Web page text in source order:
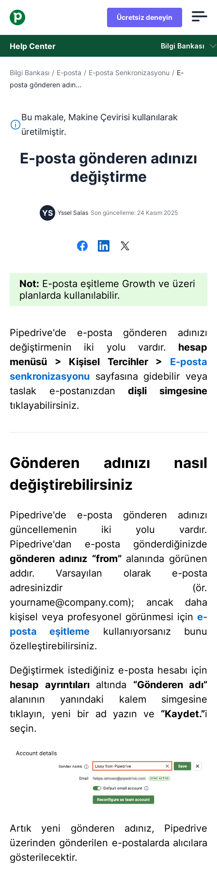
Ücretsiz deneyin
Help Center Bilgi Bankası
Bilgi Bankası
Destek Birimiyle İletişime Geçin
Bilgi Bankası / E-posta / E-posta Senkronizasyonu / E-
posta gönderen adın...
Bu metin, İngilizceden Makine Çevirisi aracı
Bu makale, Makine Çevirisi kullanılarak
üretilmiştir.
E-posta gönderen adınızı
değiştirme
YS Yssel Salas Son güncelleme: 24 Kasım 2025
Not: E-posta eşitleme Growth ve üzeri
planlarda kullanılabilir.
Pipedrive'de e-posta gönderen adınızı
değiştirmenin iki yolu vardır. hesap
menüsü > Kişisel Tercihler > E-posta
senkronizasyonu sayfasına gidebilir veya
taslak e-postanızdandişli simgesine
tıklayabilirsiniz.
Gönderen adınızı nasıl
değiştirebilirsiniz
Pipedrive'de e-posta gönderen adınızı
güncellemenin iki yolu vardır.
Pipedrive'dan e-posta gönderdiğinizde
gönderen adınız “from”alanında görünen
addır. Varsayılan olarak e-posta
adresinizdir (ör.
yourname@company.com); ancak daha
kişisel veya profesyonel görünmesi için e-
posta eşitleme kullanıyorsanız bunu
özelleştirebilirsiniz.
Değiştirmek istediğiniz e-posta hesabı için
hesap ayrıntılarıaltında “Gönderen adı”
alanının yanındaki kalem simgesine
tıklayın, yeni bir ad yazın ve “Kaydet.”i
seçin.
Artık yeni gönderen adınız, Pipedrive
üzerinden gönderilen e-postalarda alıcılara
gösterilecektir.